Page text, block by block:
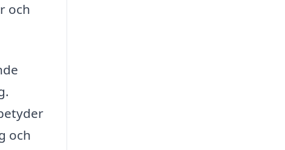
och
och